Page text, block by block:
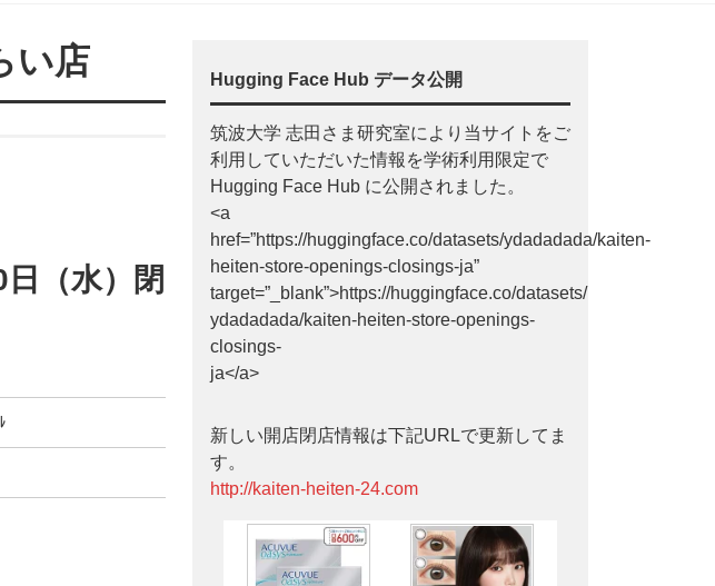
い店
（水）閉
Hugging Face Hub データ公開
筑波大学 志田さま研究室により当サイトをご
利用していただいた情報を学術利用限定で
Hugging Face Hub に公開されました。
<a
href=”https://huggingface.co/datasets/ydadadada/kaiten-
heiten-store-openings-closings-ja”
target=”_blank”>https://huggingface.co/datasets/
ydadadada/kaiten-heiten-store-openings-
closings-
ja</a>
新しい開店閉店情報は下記URLで更新してま
す。
http://kaiten-heiten-24.com